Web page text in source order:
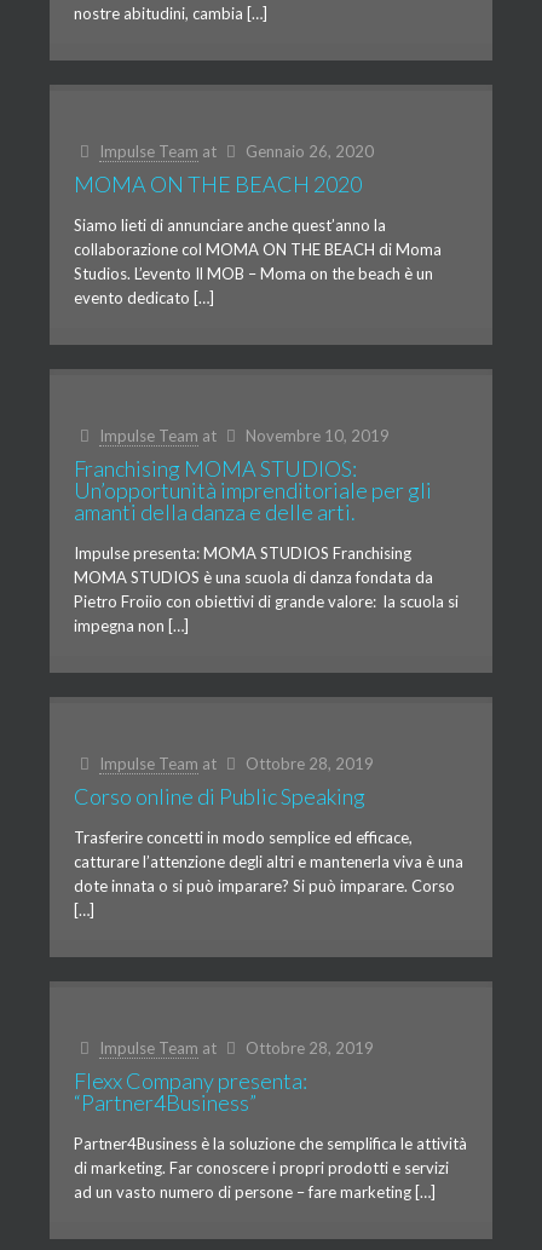
nostre abitudini, cambia […]
Impulse Team at Gennaio 26, 2020
MOMA ON THE BEACH 2020
Siamo lieti di annunciare anche quest’anno la
collaborazione col MOMA ON THE BEACH di Moma
Studios. L’evento Il MOB – Moma on the beach è un
evento dedicato […]
Impulse Team at Novembre 10, 2019
Franchising MOMA STUDIOS:
Un’opportunità imprenditoriale per gli
amanti della danza e delle arti.
Impulse presenta: MOMA STUDIOS Franchising
MOMA STUDIOS è una scuola di danza fondata da
Pietro Froiio con obiettivi di grande valore: la scuola si
impegna non […]
Impulse Team at Ottobre 28, 2019
Corso online di Public Speaking
Trasferire concetti in modo semplice ed efficace,
catturare l’attenzione degli altri e mantenerla viva è una
dote innata o si può imparare? Si può imparare. Corso
[…]
Impulse Team at Ottobre 28, 2019
Flexx Company presenta:
“Partner4Business”
Partner4Business è la soluzione che semplifica le attività
di marketing. Far conoscere i propri prodotti e servizi
ad un vasto numero di persone – fare marketing […]